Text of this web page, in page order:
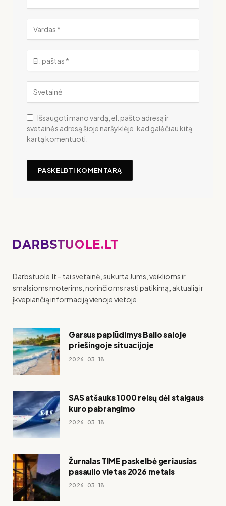
Išsaugoti mano vardą, el. pašto adresą ir
svetainės adresą šioje naršyklėje, kad galėčiau kitą
kartą komentuoti.
Darbstuole.lt – tai svetainė, sukurta Jums, veiklioms ir
smalsioms moterims, norinčioms rasti patikimą, aktualią ir
įkvepiančią informaciją vienoje vietoje.
Garsus paplūdimys Balio saloje
priešingoje situacijoje
2026-03-18
SAS atšauks 1000 reisų dėl staigaus
kuro pabrangimo
2026-03-18
Žurnalas TIME paskelbė geriausias
pasaulio vietas 2026 metais
2026-03-18